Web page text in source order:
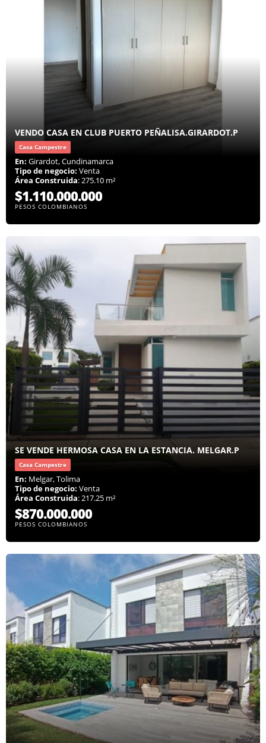
VENDO CASA EN CLUB PUERTO PEÑALISA.GIRARDOT.P
Casa Campestre
En: Girardot, Cundinamarca
Tipo de negocio: Venta
Área Construida: 275.10 m²
$1.110.000.000
PESOS COLOMBIANOS
SE VENDE HERMOSA CASA EN LA ESTANCIA. MELGAR.P
Casa Campestre
En: Melgar, Tolima
Tipo de negocio: Venta
Área Construida: 217.25 m²
$870.000.000
PESOS COLOMBIANOS